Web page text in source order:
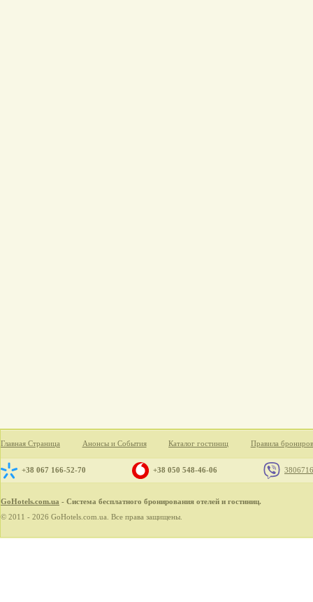
Главная Страница Анонсы и События Каталог гостиниц Правила
+38 067 166-52-70 +38 050 548-46-06
GoHotels.com.ua - Система бесплатного бронирования отелей и гостиниц.
© 2011 - 2026 GoHotels.com.ua. Все права защищены.